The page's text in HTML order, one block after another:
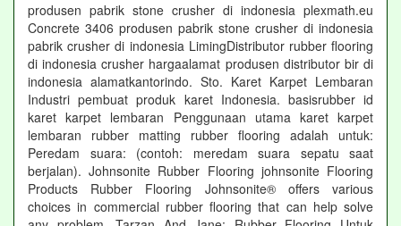
produsen pabrik stone crusher di indonesia plexmath.eu
Concrete 3406 produsen pabrik stone crusher di indonesia
pabrik crusher di indonesia LimingDistributor rubber flooring
di indonesia crusher hargaalamat produsen distributor bir di
indonesia alamatkantorindo. Sto. Karet Karpet Lembaran
Industri pembuat produk karet Indonesia. basisrubber id
karet karpet lembaran Penggunaan utama karet karpet
lembaran rubber matting rubber flooring adalah untuk:
Peredam suara: (contoh: meredam suara sepatu saat
berjalan). Johnsonite Rubber Flooring johnsonite Flooring
Products Rubber Flooring Johnsonite® offers various
choices in commercial rubber flooring that can help solve